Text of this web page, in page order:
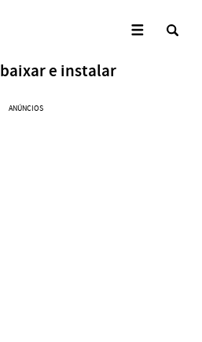
e instalar
ANÚNCIOS